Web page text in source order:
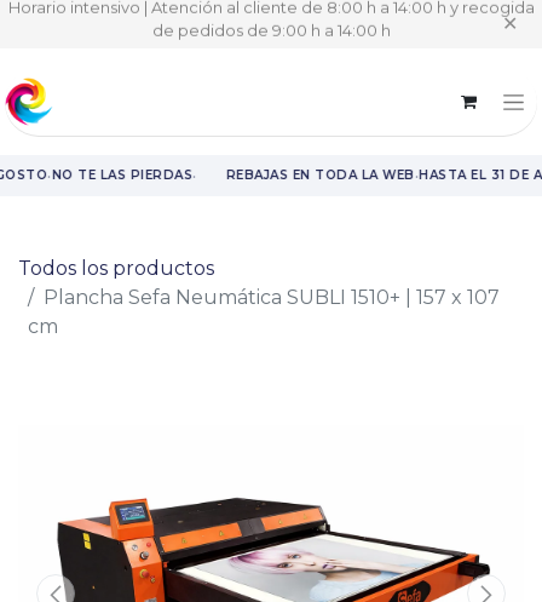
Horario intensivo | Atención al cliente de 8:00 h a 14:00 h y recogida
de pedidos de 9:00 h a 14:00 h
✕
·NO TE LAS PIERDAS· REBAJAS EN TODA LA WEB·HASTA EL 31 DE
Todos los productos
Plancha Sefa Neumática SUBLI 1510+ | 157 x 107
cm